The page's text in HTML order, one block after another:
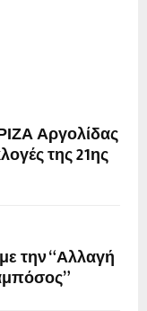
Αργολίδας
της 21ης
την “Αλλαγή